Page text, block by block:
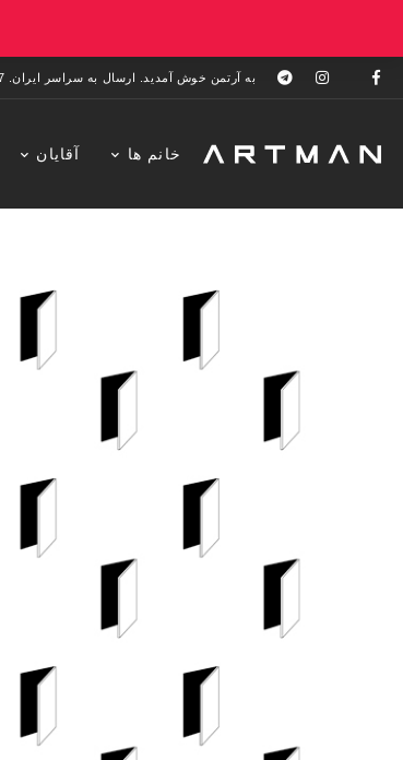
به آرتمن خوش آمدید. ارسال به سراسر ایران. 7 روز فرصت تست در منزل. 1 سال خدمات پس از فروش.
خانم ها آقایان